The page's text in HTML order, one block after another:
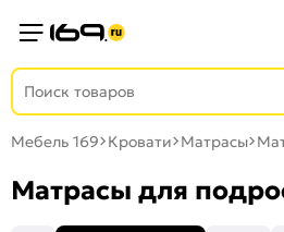
Мебель 169 Кровати Матрасы
Матрасы для